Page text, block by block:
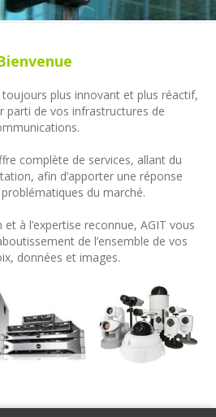
toujours plus innovant et plus réactif,
parti de vos infrastructures de
complète de services, allant du
afin d’apporter une réponse
du marché.
et à l’expertise reconnue, AGIT vous
de l’ensemble de vos
données et images.